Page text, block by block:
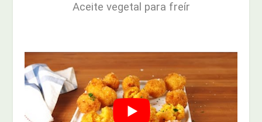
Aceite vegetal para freír